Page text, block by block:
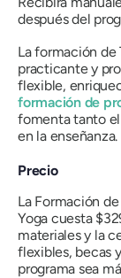
después del
La formación de
practicante y
flexible,
formación de
fomenta tanto
en la enseñanza.
Precio
La Formación
Yoga cuesta
materiales y la
flexibles, becas
programa sea